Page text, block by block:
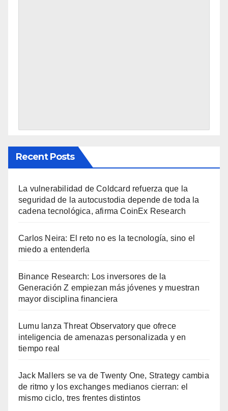
Recent Posts
La vulnerabilidad de Coldcard refuerza que la
seguridad de la autocustodia depende de toda la
cadena tecnológica, afirma CoinEx Research
Carlos Neira: El reto no es la tecnología, sino el
miedo a entenderla
Binance Research: Los inversores de la
Generación Z empiezan más jóvenes y muestran
mayor disciplina financiera
Lumu lanza Threat Observatory que ofrece
inteligencia de amenazas personalizada y en
tiempo real
Jack Mallers se va de Twenty One, Strategy cambia
de ritmo y los exchanges medianos cierran: el
mismo ciclo, tres frentes distintos